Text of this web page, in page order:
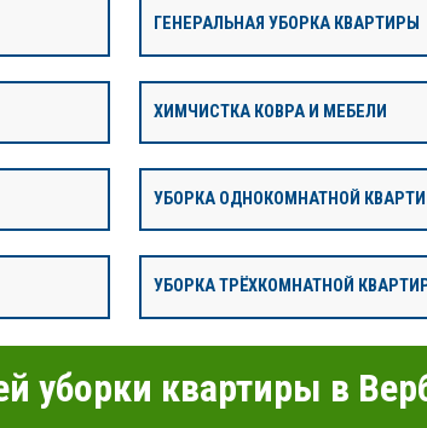
ГЕНЕРАЛЬНАЯ УБОРКА КВАРТИРЫ
ХИМЧИСТКА КОВРА И МЕБЕЛИ
УБОРКА ОДНОКОМНАТНОЙ
УБОРКА ТРЁХКОМНАТНОЙ
уборки квартиры в